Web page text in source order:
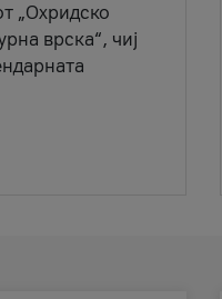
„Охридско
врска“, чиј